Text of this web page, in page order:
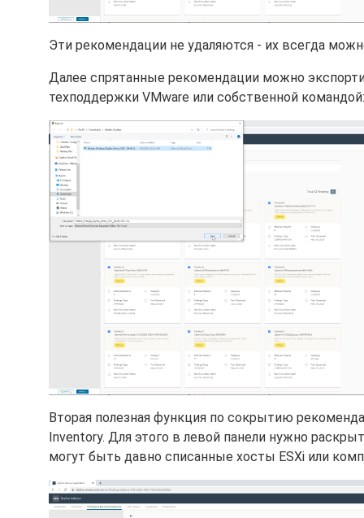
Эти рекомендации не удаляются - их всегда
Далее спрятанные рекомендации можно
техподдержки VMware или собственной командой:
Вторая полезная функция по сокрытию
Inventory. Для этого в левой панели нужно
могут быть давно списанные хосты ESXi или